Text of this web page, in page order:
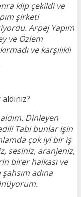
klip çekildi ve
şirketi
Arpej Yapım
ve Özlem
ve karşılıklı
Dinleyen
Tabi bunlar işin
çok iyi bir iş
sesiniz, aranjeniz,
birer halkası ve
adına